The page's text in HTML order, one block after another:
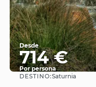
Desde
714 €
Por persona
DESTINO:Saturnia